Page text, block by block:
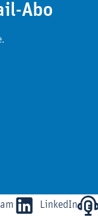
Abo
LinkedIn